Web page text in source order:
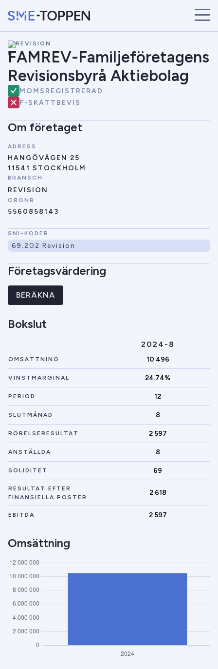
START
ÅRETS VINNARE
BRANSCHER
SÖK
NYHETER
\REVISION
FAMREV-Familjeföretagens
Revisionsbyrå Aktiebolag
MOMSREGISTRERAD
F-SKATTBEVIS
Om företaget
ADRESS
HANGÖVÄGEN 25
11541 STOCKHOLM
BRANSCH
REVISION
ORGNR
5560858143
SNI-KODER
69.202 Revision
Företagsvärdering
BERÄKNA
Bokslut
2024-8
OMSÄTTNING 10 496
VINSTMARGINAL 24.74%
PERIOD 12
SLUTMÅNAD 8
RÖRELSERESULTAT 2 597
ANSTÄLLDA 8
SOLIDITET 69
RESULTAT EFTER
FINANSIELLA POSTER
2 618
EBITDA 2 597
Omsättning